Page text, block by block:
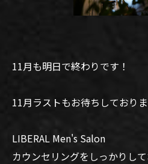
11月も明日で終わりです！
11月ラストもお待ちしておりま
LIBERAL Men's Salon
カウンセリングをしっかりし